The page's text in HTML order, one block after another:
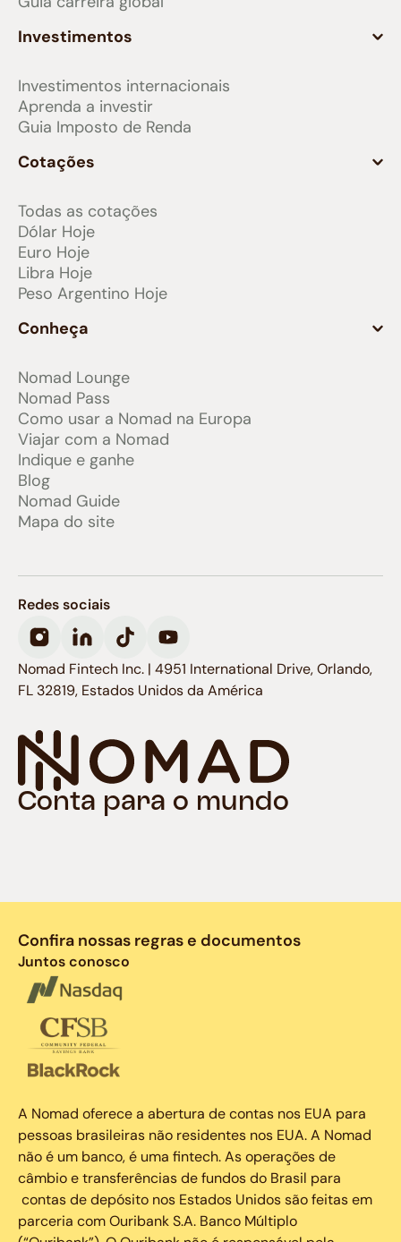
Investimentos
Investimentos internacionais
Aprenda a investir
Guia Imposto de Renda
Cotações
Todas as cotações
Dólar Hoje
Euro Hoje
Libra Hoje
Peso Argentino Hoje
Conheça
Nomad Lounge
Nomad Pass
Como usar a Nomad na Europa
Viajar com a Nomad
Indique e ganhe
Blog
Nomad Guide
Mapa do site
Conta para o mundo
Redes sociais
Nomad Fintech Inc. | 4951 International Drive, Orlando,
FL 32819, Estados Unidos da América
Confira nossas regras e documentos
Juntos conosco
A Nomad oferece a abertura de contas nos EUA para
pessoas brasileiras não residentes nos EUA. A Nomad
não é um banco, é uma fintech. As operações de
câmbio e transferências de fundos do Brasil para
contas de depósito nos Estados Unidos são feitas em
parceria com Ouribank S.A. Banco Múltiplo